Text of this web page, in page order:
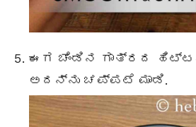
ಈಗ ಚೆಂಡಿನ ಗಾತ್ರದ
ಅದನ್ನು ಚಪ್ಪಟೆ ಮಾಡಿ.